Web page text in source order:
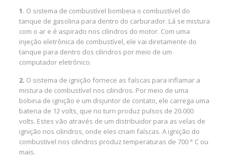
1. O sistema de combustível bombeia o combustível do
tanque de gasolina para dentro do carburador. Lá se mistura
com o ar e é aspirado nos cilindros do motor. Com uma
injeção eletrônica de combustível, ele vai diretamente do
tanque para dentro dos cilindros por meio de um
computador eletrônico.
2. O sistema de ignição fornece as faíscas para inflamar a
mistura de combustível nos cilindros. Por meio de uma
bobina de ignição e um disjuntor de contato, ele carrega uma
bateria de 12 volts, que no turn produz pulsos de 20.000
volts. Estes vão através de um distribuidor para as velas de
ignição nos cilindros, onde eles criam faíscas. A ignição do
combustível nos cilindros produz temperaturas de 700 ° C ou
mais.